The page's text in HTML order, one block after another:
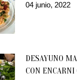
04 junio, 2022
DESAYUNO
CON ENCARNI